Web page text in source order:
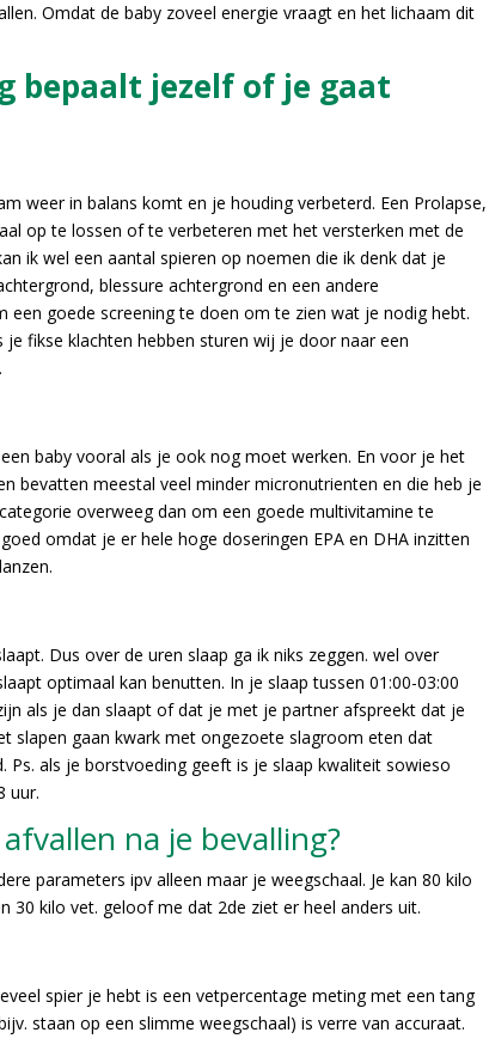
Omdat de baby zoveel energie vraagt en het lichaam dit
bepaalt jezelf of je gaat
weer in balans komt en je houding verbeterd. Een Prolapse,
op te lossen of te verbeteren met het versterken met de
ik wel een aantal spieren op noemen die ik denk dat je
blessure achtergrond en een andere
een goede screening te doen om te zien wat je nodig hebt.
je fikse klachten hebben sturen wij je door naar een
baby vooral als je ook nog moet werken. En voor je het
bevatten meestal veel minder micronutrienten en die heb je
overweeg dan om een goede multivitamine te
omdat je er hele hoge doseringen EPA en DHA inzitten
Dus over de uren slaap ga ik niks zeggen. wel over
optimaal kan benutten. In je slaap tussen 01:00-03:00
als je dan slaapt of dat je met je partner afspreekt dat je
slapen gaan kwark met ongezoete slagroom eten dat
als je borstvoeding geeft is je slaap kwaliteit sowieso
uur.
na je bevalling?
parameters ipv alleen maar je weegschaal. Je kan 80 kilo
30 kilo vet. geloof me dat 2de ziet er heel anders uit.
spier je hebt is een vetpercentage meting met een tang
staan op een slimme weegschaal) is verre van accuraat.